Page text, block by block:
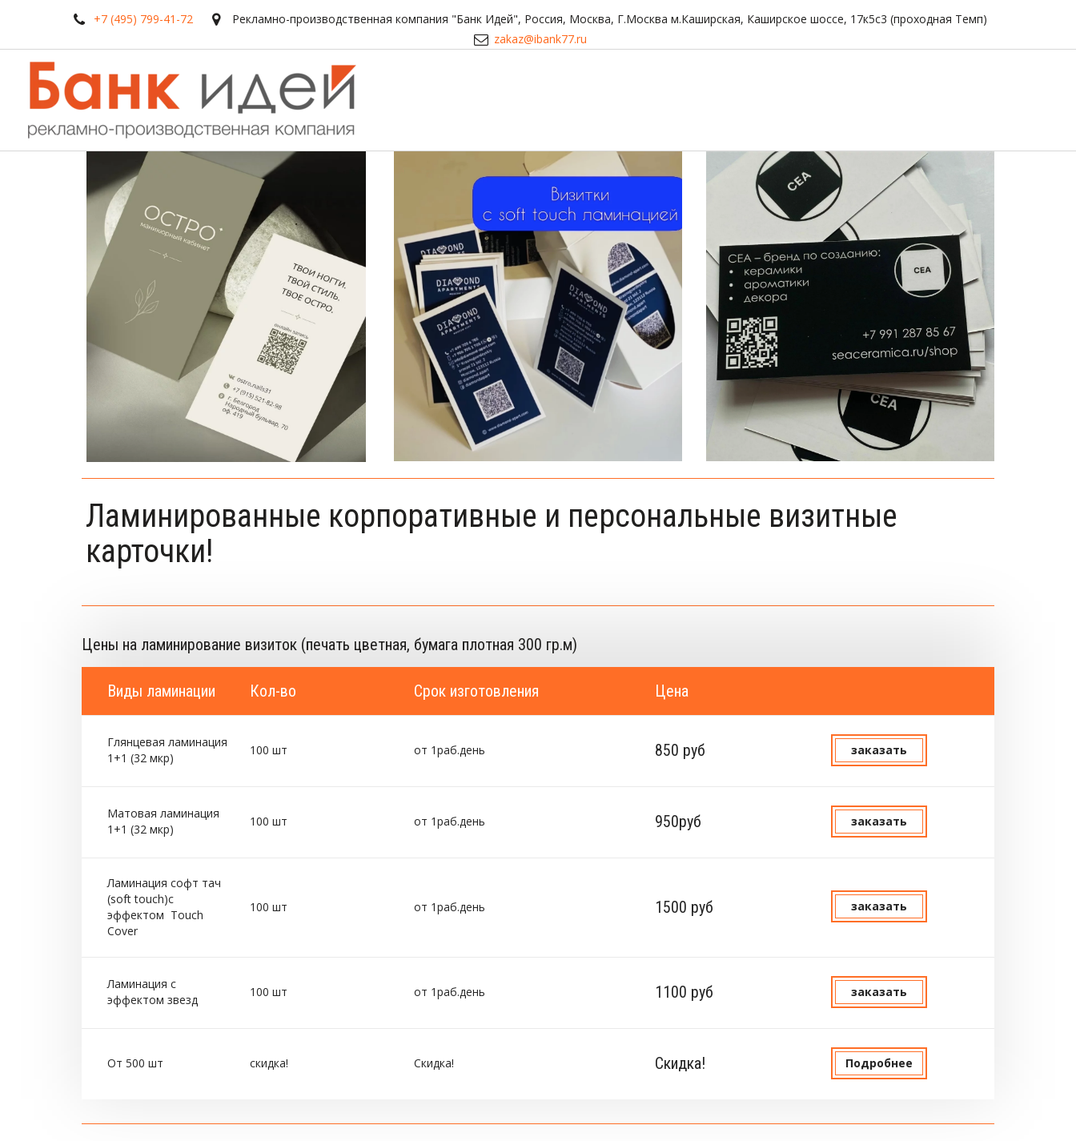
+7 (495) 799-41-72 Рекламно-производственная компания "Банк Идей", Россия, Москва, Г.Москва м.Каширская, Каширское шоссе, 17к5с3 (проходная Темп)
zakaz@ibank77.ru
Ламинированные корпоративные и персональные визитные
карточки!
Цены на ламинирование визиток (печать цветная, бумага плотная 300 гр.м)
Виды ламинации Кол-во Срок изготовления Цена
Глянцевая ламинация
1+1 (32 мкр)
100 шт от 1раб.день 850 руб заказать
Матовая ламинация
1+1 (32 мкр)
100 шт от 1раб.день 950руб заказать
Ламинация софт тач
(soft touch)с
эффектом Touch
Cover
100 шт от 1раб.день 1500 руб заказать
Ламинация с
эффектом звезд
100 шт от 1раб.день 1100 руб заказать
От 500 шт скидка! Скидка! Скидка! Подробнее